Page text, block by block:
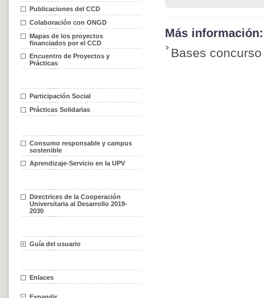
Publicaciones del CCD
Colaboración con ONGD
Mapas de los proyectos
financiados por el CCD
Encuentro de Proyectos y
Prácticas
Participación Social
Prácticas Solidarias
Consumo responsable y campus
sostenible
Aprendizaje-Servicio en la UPV
Directrices de la Cooperación
Universitaria al Desarrollo 2019-
2030
Guía del usuario
Enlaces
Más información:
Bases